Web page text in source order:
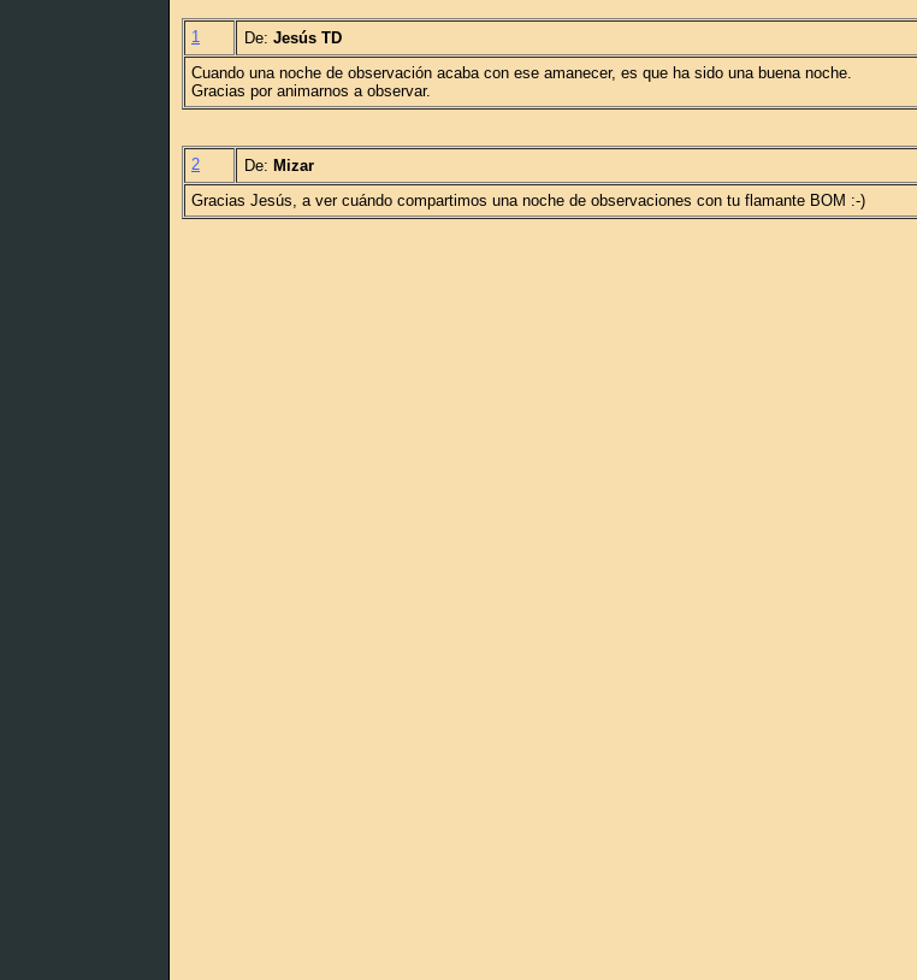
1 De: Jesús TD
Cuando una noche de observación acaba con ese amanecer, es que ha sido una buena noche.
Gracias por animarnos a observar.
2 De: Mizar
Gracias Jesús, a ver cuándo compartimos una noche de observaciones con tu flamante BOM :-)